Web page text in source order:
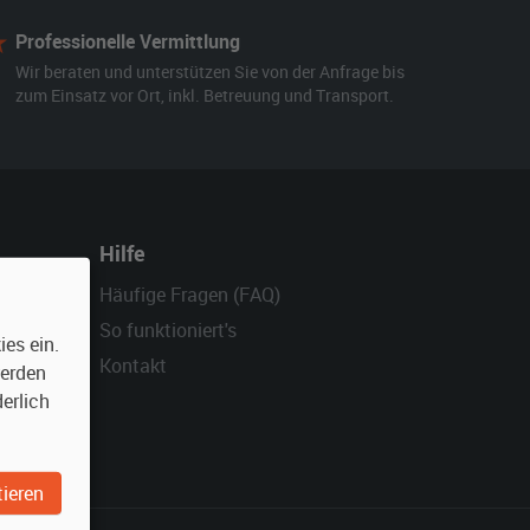
Professionelle Vermittlung
Wir beraten und unterstützen Sie von der Anfrage bis
zum Einsatz vor Ort, inkl. Betreuung und Transport.
Hilfe
Häufige Fragen (FAQ)
So funktioniert's
Kontakt
ein.